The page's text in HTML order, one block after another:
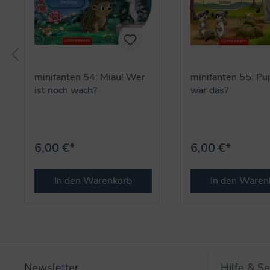
minifanten 54: Miau! Wer
ist noch wach?
6,00 €*
In den Warenkorb
minifanten 55:
war das?
6,00 €*
In den